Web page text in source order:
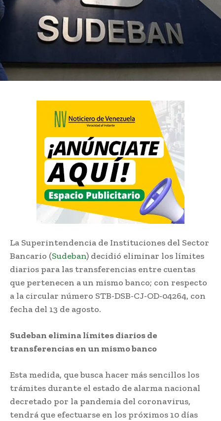
La Superintendencia de Instituciones del Sector
Bancario (Sudeban) decidió eliminar los límites
diarios para las transferencias entre cuentas
que pertenecen a un mismo banco; con respecto
a la circular número STB-DSB-CJ-OD-04264, con
fecha del 13 de agosto.
Sudeban elimina límites diarios de
transferencias en un mismo banco
Esta medida, que busca hacer más sencillos los
trámites durante el estado de alarma nacional
decretado por la pandemia del coronavirus,
tendrá que efectuarse en los próximos 10 días